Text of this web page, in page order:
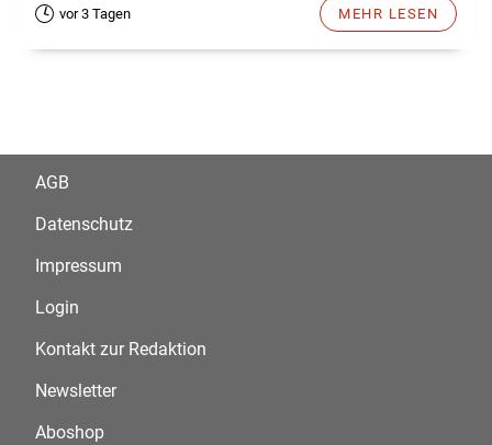
vor 3 Tagen MEHR LESEN
AGB
Datenschutz
Impressum
Login
Kontakt zur Redaktion
Newsletter
Aboshop